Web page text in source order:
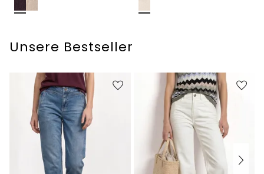
Unsere Bestseller